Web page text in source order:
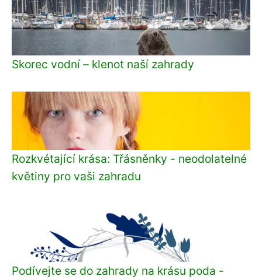
Skorec vodní – klenot naší zahrady
Rozkvétající krása: Třásněnky - neodolatelné
květiny pro vaši zahradu
Podívejte se do zahrady na krásu poda -